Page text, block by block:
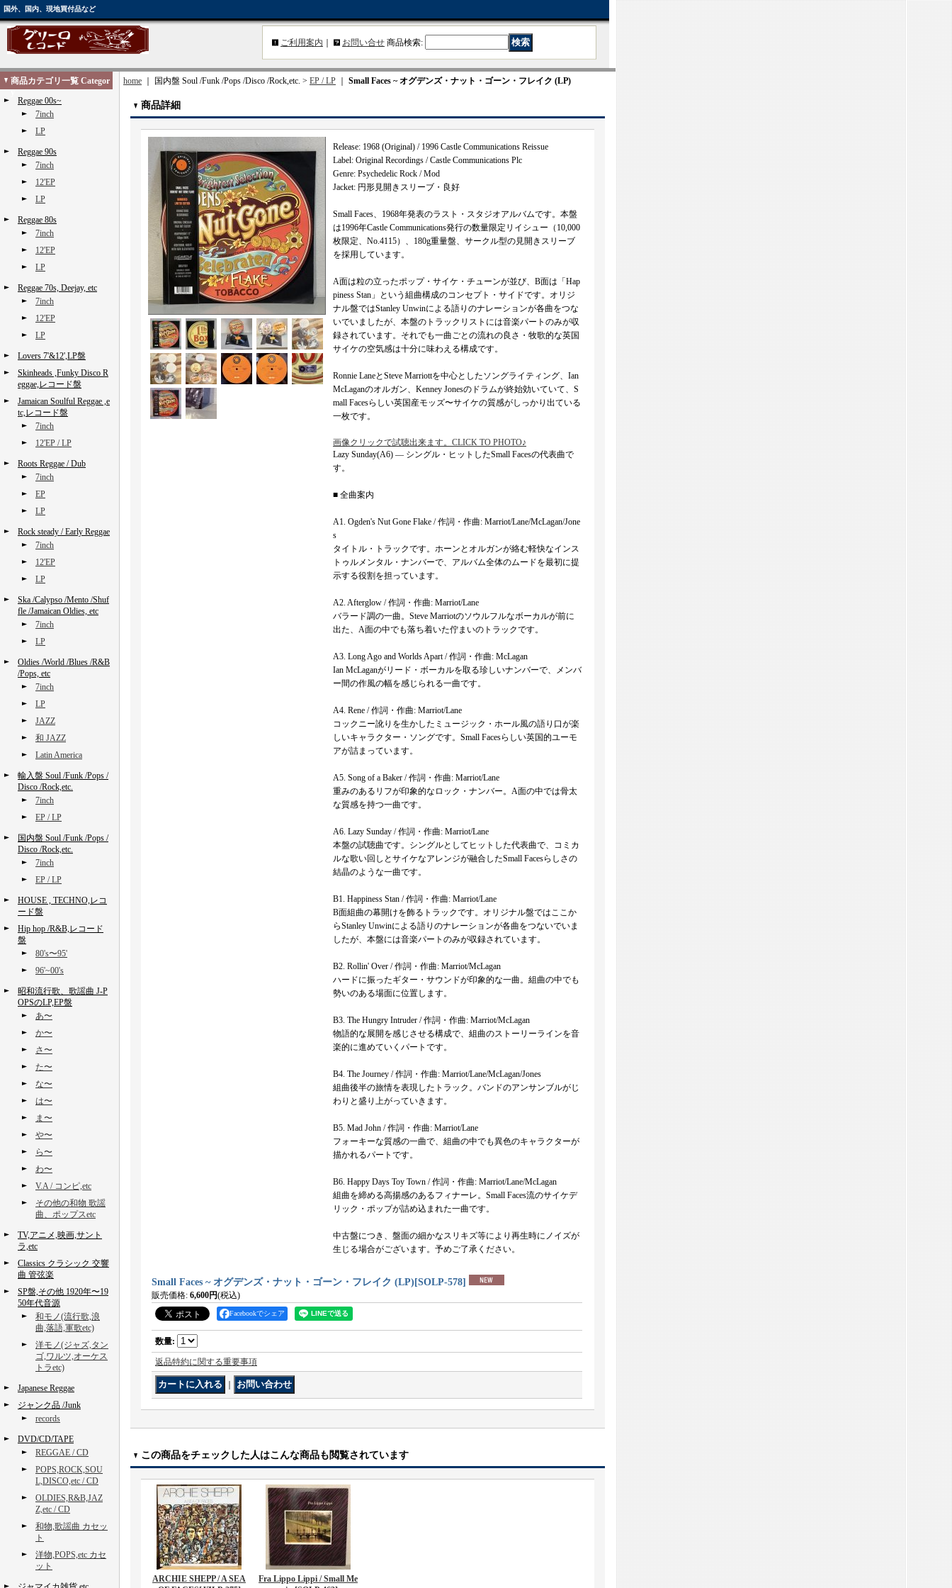
国外、国内、現地買付品など
ご利用案内 お問い合せ 商品検索:
商品カテゴリ一覧 Categor
y
Reggae 00s~
7inch
LP
Reggae 90s
7inch
12'EP
LP
Reggae 80s
7inch
12'EP
LP
Reggae 70s, Deejay, etc
7inch
12'EP
LP
Lovers 7'&12',LP盤
Skinheads ,Funky Disco R
eggae,レコード盤
Jamaican Soulful Reggae ,e
tc,レコード盤
7inch
12'EP / LP
Roots Reggae / Dub
7inch
EP
LP
Rock steady / Early Reggae
7inch
12'EP
LP
Ska /Calypso /Mento /Shuf
fle /Jamaican Oldies, etc
7inch
LP
Oldies /World /Blues /R&B
/Pops, etc
7inch
LP
JAZZ
和 JAZZ
Latin America
輸入盤 Soul /Funk /Pops /
Disco /Rock,etc.
7inch
EP / LP
国内盤 Soul /Funk /Pops /
Disco /Rock,etc.
7inch
EP / LP
HOUSE , TECHNO,レコ
ード盤
Hip hop /R&B,レコード
盤
80's〜95'
96'~00's
昭和流行歌、歌謡曲 J-P
OPSのLP,EP盤
あ〜
か〜
さ〜
た〜
な〜
は〜
ま〜
や〜
ら〜
わ〜
V.A / コンピ,etc
その他の和物 歌謡
曲、ポップスetc
TV,アニメ,映画,サント
ラ,etc
Classics クラシック 交響
曲 管弦楽
SP盤,その他 1920年〜19
50年代音源
和モノ(流行歌,浪
曲,落語,軍歌etc)
洋モノ(ジャズ,タン
ゴ,ワルツ,オーケス
トラetc)
Japanese Reggae
ジャンク品 /Junk
records
DVD/CD/TAPE
REGGAE / CD
POPS,ROCK,SOU
L,DISCO,etc / CD
OLDIES,R&B,JAZ
Z,etc / CD
和物,歌謡曲 カセッ
ト
洋物,POPS,etc カセ
ット
home ｜ 国内盤 Soul /Funk /Pops /Disco /Rock,etc. > EP / LP Small Faces ~ オグデンズ・ナット・ゴーン・フレイク (LP)
商品詳細
Release: 1968 (Original) / 1996 Castle Communications Reissue
Label: Original Recordings / Castle Communications Plc
Genre: Psychedelic Rock / Mod
Jacket: 円形見開きスリーブ・良好
Small Faces、1968年発表のラスト・スタジオアルバムです。本盤
は1996年Castle Communications発行の数量限定リイシュー（10,000
枚限定、No.4115）、180g重量盤、サークル型の見開きスリーブ
を採用しています。
A面は粒の立ったポップ・サイケ・チューンが並び、B面は「Hap
piness Stan」という組曲構成のコンセプト・サイドです。オリジ
ナル盤ではStanley Unwinによる語りのナレーションが各曲をつな
いでいましたが、本盤のトラックリストには音楽パートのみが収
録されています。それでも一曲ごとの流れの良さ・牧歌的な英国
サイケの空気感は十分に味わえる構成です。
Ronnie LaneとSteve Marriottを中心としたソングライティング、Ian
McLaganのオルガン、Kenney Jonesのドラムが終始効いていて、S
mall Facesらしい英国産モッズ〜サイケの質感がしっかり出ている
一枚です。
画像クリックで試聴出来ます。CLICK TO PHOTO♪
Lazy Sunday(A6) — シングル・ヒットしたSmall Facesの代表曲で
す。
■ 全曲案内
A1. Ogden's Nut Gone Flake / 作詞・作曲: Marriot/Lane/McLagan/Jone
s
タイトル・トラックです。ホーンとオルガンが絡む軽快なインス
トゥルメンタル・ナンバーで、アルバム全体のムードを最初に提
示する役割を担っています。
A2. Afterglow / 作詞・作曲: Marriot/Lane
バラード調の一曲。Steve Marriotのソウルフルなボーカルが前に
出た、A面の中でも落ち着いた佇まいのトラックです。
A3. Long Ago and Worlds Apart / 作詞・作曲: McLagan
Ian McLaganがリード・ボーカルを取る珍しいナンバーで、メンバ
ー間の作風の幅を感じられる一曲です。
A4. Rene / 作詞・作曲: Marriot/Lane
コックニー訛りを生かしたミュージック・ホール風の語り口が楽
しいキャラクター・ソングです。Small Facesらしい英国的ユーモ
アが詰まっています。
A5. Song of a Baker / 作詞・作曲: Marriot/Lane
重みのあるリフが印象的なロック・ナンバー。A面の中では骨太
な質感を持つ一曲です。
A6. Lazy Sunday / 作詞・作曲: Marriot/Lane
本盤の試聴曲です。シングルとしてヒットした代表曲で、コミカ
ルな歌い回しとサイケなアレンジが融合したSmall Facesらしさの
結晶のような一曲です。
B1. Happiness Stan / 作詞・作曲: Marriot/Lane
B面組曲の幕開けを飾るトラックです。オリジナル盤ではここか
らStanley Unwinによる語りのナレーションが各曲をつないでいま
したが、本盤には音楽パートのみが収録されています。
B2. Rollin' Over / 作詞・作曲: Marriot/McLagan
ハードに振ったギター・サウンドが印象的な一曲。組曲の中でも
勢いのある場面に位置します。
B3. The Hungry Intruder / 作詞・作曲: Marriot/McLagan
物語的な展開を感じさせる構成で、組曲のストーリーラインを音
楽的に進めていくパートです。
B4. The Journey / 作詞・作曲: Marriot/Lane/McLagan/Jones
組曲後半の旅情を表現したトラック。バンドのアンサンブルがじ
わりと盛り上がっていきます。
B5. Mad John / 作詞・作曲: Marriot/Lane
フォーキーな質感の一曲で、組曲の中でも異色のキャラクターが
描かれるパートです。
B6. Happy Days Toy Town / 作詞・作曲: Marriot/Lane/McLagan
組曲を締める高揚感のあるフィナーレ。Small Faces流のサイケデ
リック・ポップが詰め込まれた一曲です。
中古盤につき、盤面の細かなスリキズ等により再生時にノイズが
生じる場合がございます。予めご了承ください。
Small Faces ~ オグデンズ・ナット・ゴーン・フレイク (LP) [SOLP-578]
販売価格: 6,600円(税込)
Facebookでシェア
数量:
返品特約に関する重要事項
この商品をチェックした人はこんな商品も閲覧されています
ARCHIE SHEPP / A SEA
Fra Lippo Lippi / Small Me